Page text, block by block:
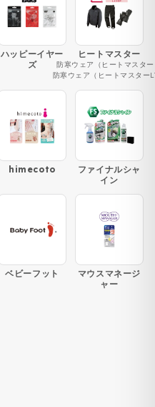
ハッピーイヤー
ズ
ヒートマスター
防寒ウェア（ヒートマスタ
防寒ウェア（ヒートマスター
himecoto
ファイナルシャ
イン
ベビーフット
マウスマネージ
ャー